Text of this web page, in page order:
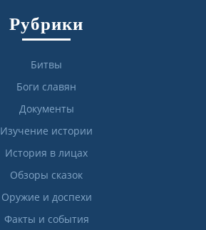
Рубрики
Битвы
Боги славян
Документы
Изучение истории
История в лицах
Обзоры сказок
Оружие и доспехи
Факты и события